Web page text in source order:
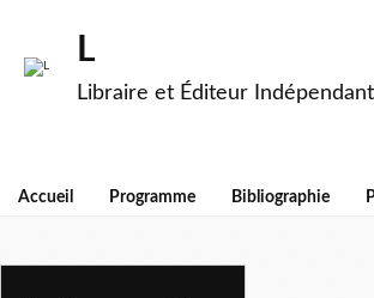
L
Libraire et Éditeur Indépendant
Accueil Programme Bibliographie